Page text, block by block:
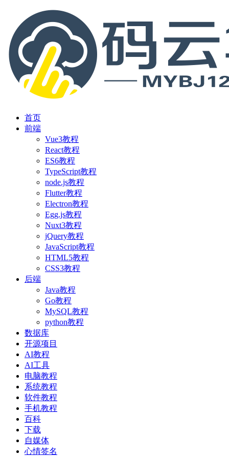
首页
前端
Vue3教程
React教程
ES6教程
TypeScript教程
node.js教程
Flutter教程
Electron教程
Egg.js教程
Nuxt3教程
jQuery教程
JavaScript教程
HTML5教程
CSS3教程
后端
Java教程
Go教程
MySQL教程
python教程
数据库
开源项目
AI教程
AI工具
电脑教程
系统教程
软件教程
手机教程
百科
下载
自媒体
心情签名